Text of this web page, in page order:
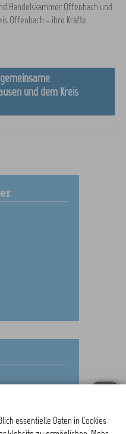
Handelskammer Offenbach und
Offenbach – ihre Kräfte
und dem Kreis
essentielle Daten in Cookies